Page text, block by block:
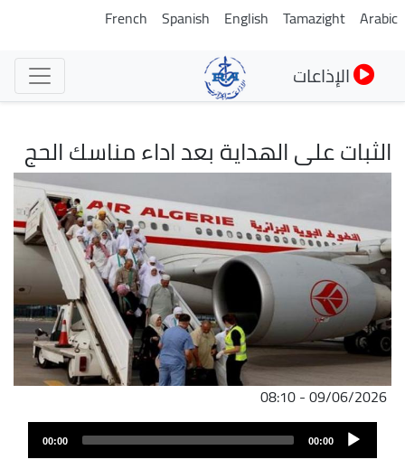
تجاوز
Arabic
Tamazight
English
Spanish
French
الإذاعات
الثبات على الهداية بعد اداء مناسك الحج
09/06/2026 - 08:10
ملف
الصوت
Audio
Player
00:00
00:00